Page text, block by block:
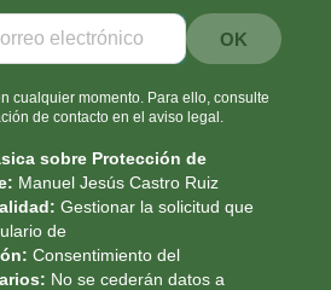
cualquier momento. Para ello, consulte
de contacto en el aviso legal.
sobre Protección de
Manuel Jesús Castro Ruiz
Gestionar la solicitud que
de
Consentimiento del
No se cederán datos a